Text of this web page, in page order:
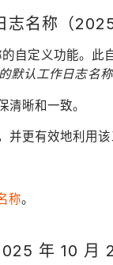
志名称（
自定义功能。
的默认工作日志名称
晰和一致。
更有效地利用该
称。
年 10 月